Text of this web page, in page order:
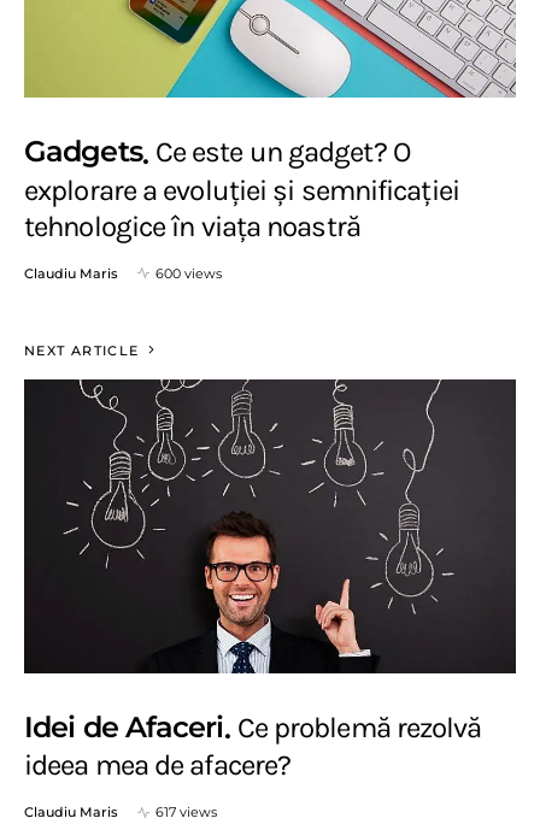
Gadgets Ce este un gadget? O
explorare a evoluției și semnificației
tehnologice în viața noastră
Claudiu Maris 600 views
NEXT ARTICLE
Idei de Afaceri Ce problemă rezolvă
ideea mea de afacere?
Claudiu Maris 617 views